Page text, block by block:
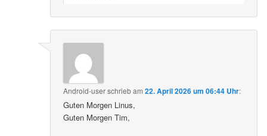
Android-userschriebam22. April 2026 um 06:44 Uhr:
Guten Morgen Linus,
Guten Morgen Tim,